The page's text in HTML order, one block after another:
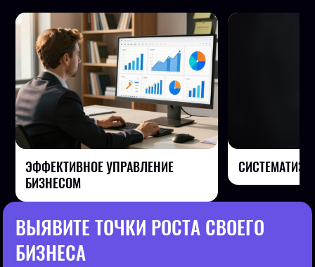
ЭФФЕКТИВНОЕ УПРАВЛЕНИЕ
БИЗНЕСОМ
ВЫЯВИТЕ ТОЧКИ РОСТА СВОЕГО
БИЗНЕСА